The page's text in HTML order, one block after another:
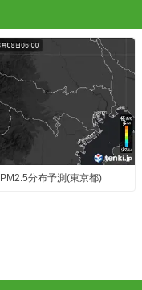
PM2.5分布予測(東京都)